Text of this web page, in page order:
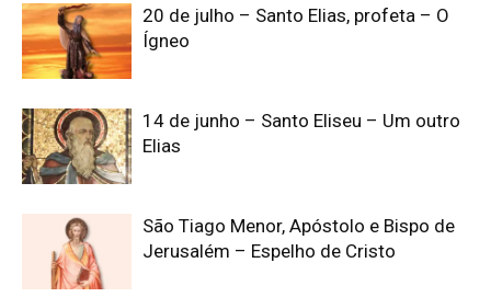
20 de julho – Santo Elias, profeta – O
Ígneo
14 de junho – Santo Eliseu – Um outro
Elias
São Tiago Menor, Apóstolo e Bispo de
Jerusalém – Espelho de Cristo